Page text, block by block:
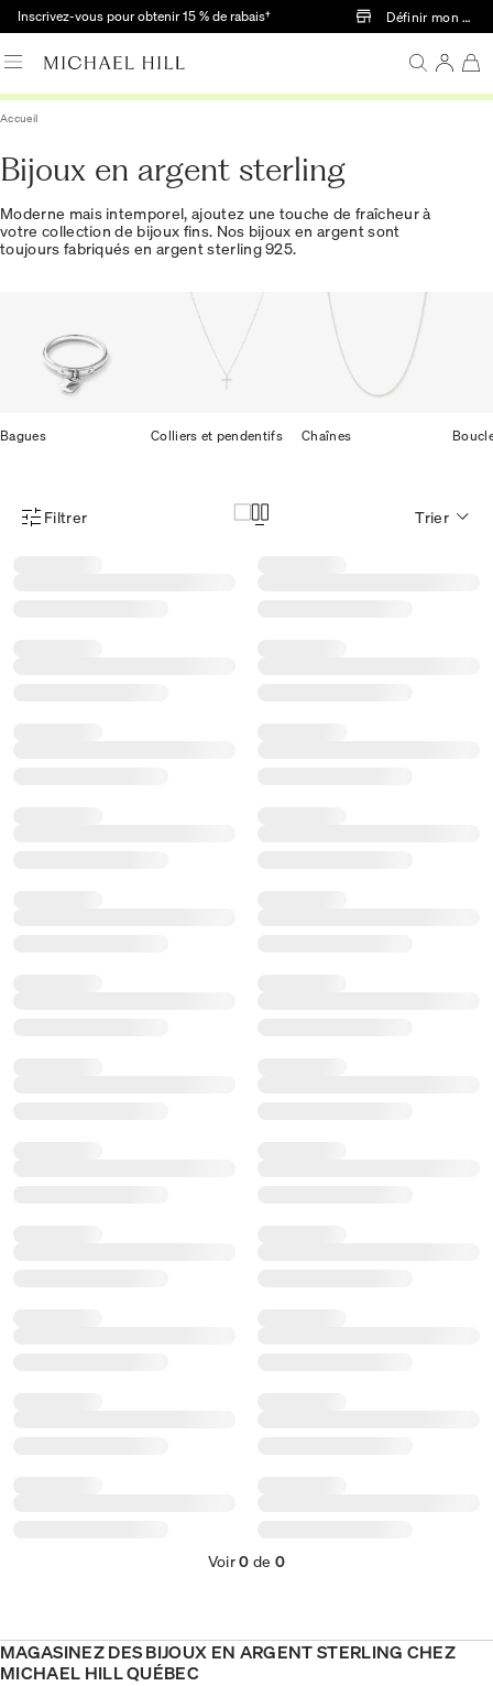
Passer au contenu principal
Inscrivez-vous pour obtenir 15 % de rabais† Définir mon
Accueil
Bijoux en argent sterling
Moderne mais intemporel, ajoutez une touche de fraîcheur à
votre collection de bijoux fins. Nos bijoux en argent sont
toujours fabriqués en argent sterling 925.
Bagues Colliers et pendentifs Chaînes
Menu des filtres d'articles
Filtrer Trier
Voir0 de 0
MAGASINEZ DES BIJOUX EN ARGENT STERLING CHEZ
MICHAEL HILL QUÉBEC